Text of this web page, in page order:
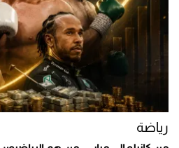
رياضة